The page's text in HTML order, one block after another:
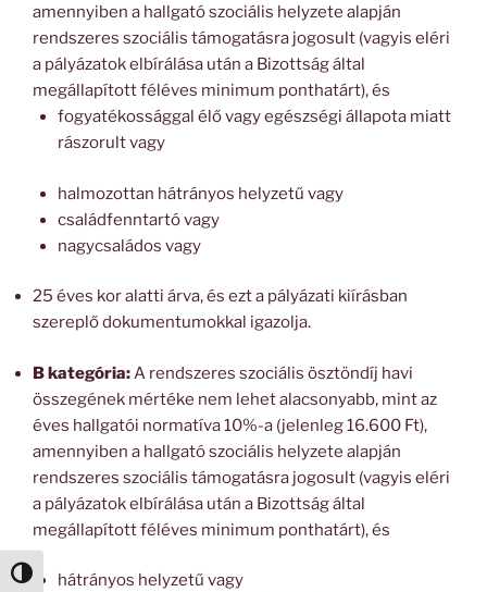
Nagy kontraszt váltása
amennyiben a hallgató szociális helyzete alapján
rendszeres szociális támogatásra jogosult (vagyis eléri
a pályázatok elbírálása után a Bizottság által
megállapított féléves minimum ponthatárt), és
fogyatékossággal élő vagy egészségi állapota miatt
rászorult vagy
halmozottan hátrányos helyzetű vagy
családfenntartó vagy
nagycsaládos vagy
25 éves kor alatti árva, és ezt a pályázati kiírásban
szereplő dokumentumokkal igazolja.
B kategória: A rendszeres szociális ösztöndíj havi
összegének mértéke nem lehet alacsonyabb, mint az
éves hallgatói normatíva 10%-a (jelenleg 16.600 Ft),
amennyiben a hallgató szociális helyzete alapján
rendszeres szociális támogatásra jogosult (vagyis eléri
a pályázatok elbírálása után a Bizottság által
megállapított féléves minimum ponthatárt), és
hátrányos helyzetű vagy